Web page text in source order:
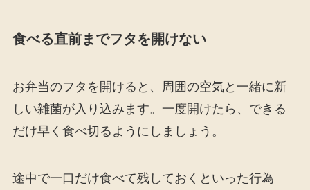
食べる直前までフタを開けない
お弁当のフタを開けると、周囲の空気と一緒に新
しい雑菌が入り込みます。一度開けたら、できる
だけ早く食べ切るようにしましょう。
途中で一口だけ食べて残しておくといった行為